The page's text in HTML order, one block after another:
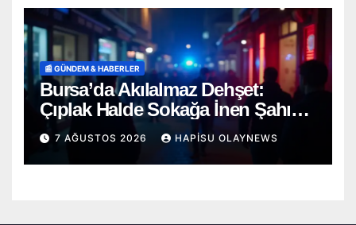
📰 GÜNDEM & HABERLER
Bursa’da Akılalmaz Dehşet:
Çıplak Halde Sokağa İnen Şahıs
Terör Estirdi!
7 AĞUSTOS 2026 HAPISU OLAYNEWS